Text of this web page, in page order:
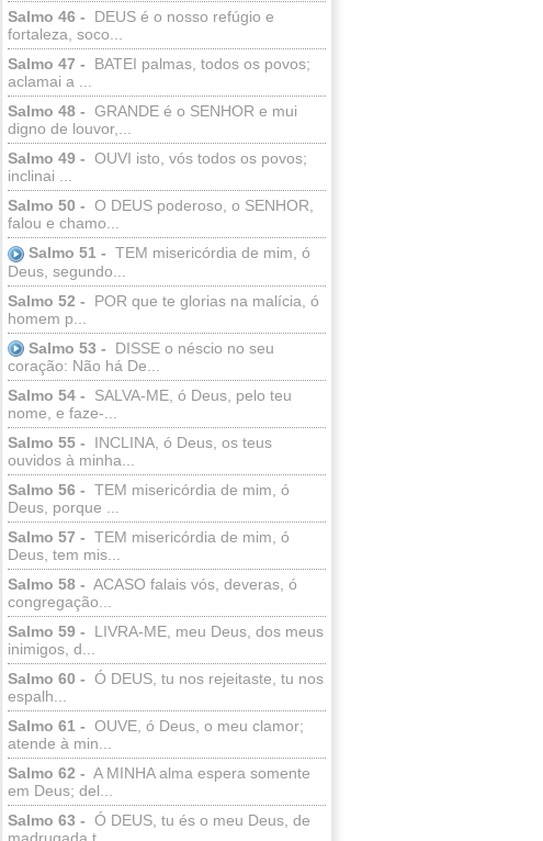
Salmo 46 -
DEUS é o nosso refúgio e
fortaleza, soco...
Salmo 47 -
BATEI palmas, todos os povos;
aclamai a ...
Salmo 48 - GRANDE é o SENHOR e mui
digno de louvor,...
Salmo 49 - OUVI isto, vós todos os povos;
inclinai ...
Salmo 50 - O DEUS poderoso, o SENHOR,
falou e chamo...
Salmo 51 - TEM misericórdia de mim, ó
Deus, segundo...
Salmo 52 -
POR que te glorias na malícia, ó
homem p...
Salmo 53 -
DISSE o néscio no seu
coração: Não há De...
Salmo 54 -
SALVA-ME, ó Deus, pelo teu
nome, e faze-...
Salmo 55 -
INCLINA, ó Deus, os teus
ouvidos à minha...
Salmo 56 - TEM misericórdia de mim, ó
Deus, porque ...
Salmo 57 - TEM misericórdia de mim, ó
Deus, tem mis...
Salmo 58 - ACASO falais vós, deveras, ó
congregação...
Salmo 59 -
LIVRA-ME, meu Deus, dos meus
inimigos, d...
Salmo 60 - Ó DEUS, tu nos rejeitaste, tu nos
espalh...
Salmo 61 - OUVE, ó Deus, o meu clamor;
atende à min...
Salmo 62 - A MINHA alma espera somente
em Deus; del...
Salmo 63 - Ó DEUS, tu és o meu Deus, de